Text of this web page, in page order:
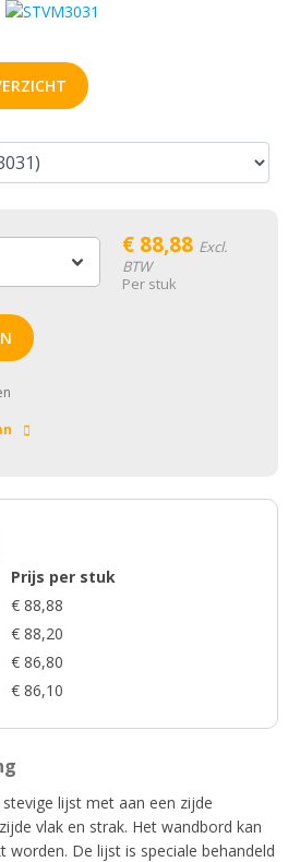
€ 88,88 Excl.
BTW
Per stuk
Prijs per stuk
€ 88,88
€ 88,20
€ 86,80
€ 86,10
lijst met aan een zijde
vlak en strak. Het wandbord kan
worden. De lijst is speciale behandeld